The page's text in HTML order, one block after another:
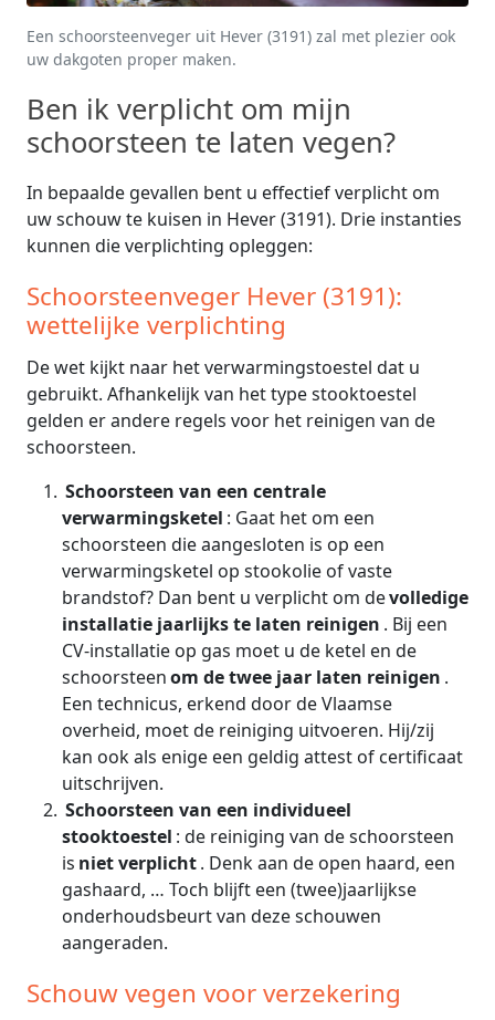
Een schoorsteenveger uit Hever (3191) zal met plezier ook
uw dakgoten proper maken.
Ben ik verplicht om mijn
schoorsteen te laten vegen?
In bepaalde gevallen bent u effectief verplicht om
uw schouw te kuisen in Hever (3191). Drie instanties
kunnen die verplichting opleggen:
Schoorsteenveger Hever (3191):
wettelijke verplichting
De wet kijkt naar het verwarmingstoestel dat u
gebruikt. Afhankelijk van het type stooktoestel
gelden er andere regels voor het reinigen van de
schoorsteen.
Schoorsteen van een centrale
verwarmingsketel : Gaat het om een
schoorsteen die aangesloten is op een
verwarmingsketel op stookolie of vaste
brandstof? Dan bent u verplicht om devolledige
installatie jaarlijks te laten reinigen . Bij een
CV-installatie op gas moet u de ketel en de
schoorsteenom de twee jaar laten reinigen .
Een technicus, erkend door de Vlaamse
overheid, moet de reiniging uitvoeren. Hij/zij
kan ook als enige een geldig attest of certificaat
uitschrijven.
Schoorsteen van een individueel
stooktoestel : de reiniging van de schoorsteen
is niet verplicht. Denk aan de open haard, een
gashaard, … Toch blijft een (twee)jaarlijkse
onderhoudsbeurt van deze schouwen
aangeraden.
Schouw vegen voor verzekering